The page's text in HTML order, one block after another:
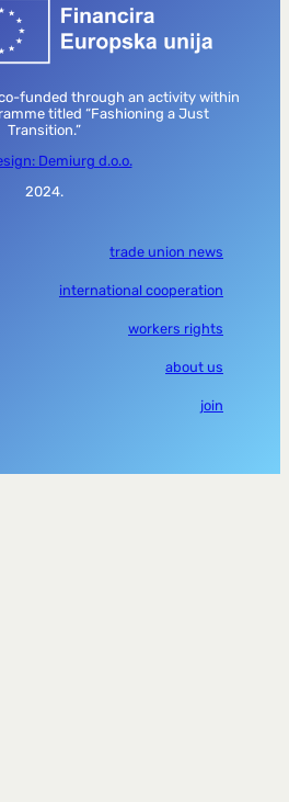
funded through an activity within
titled “Fashioning a Just
Transition.”
Demiurg d.o.o.
2024.
trade union news
international cooperation
workers rights
about us
join